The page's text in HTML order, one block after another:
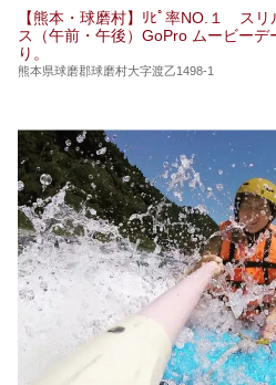
この2軒は今どうなって
獄温泉 青風荘．」「垂玉
します。
【熊本・球磨村】ﾘﾋﾟ率NO.１ ス
ス（午前・午後）GoPro ムービー
り。
熊本県球磨郡球磨村大字渡乙1498-1